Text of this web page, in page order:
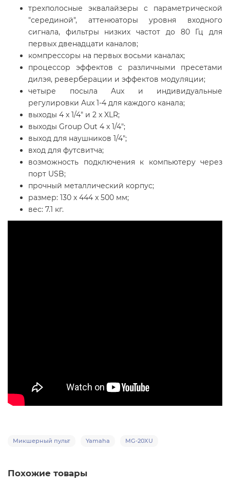
трехполосные эквалайзеры с параметрической
"серединой", аттенюаторы уровня входного
сигнала, фильтры низких частот до 80 Гц для
первых двенадцати каналов;
компрессоры на первых восьми каналах;
процессор эффектов с различными пресетами
дилэя, реверберации и эффектов модуляции;
четыре посыла Aux и индивидуальные
регулировки Aux 1-4 для каждого канала;
выходы 4 x 1/4" и 2 x XLR;
выходы Group Out 4 x 1/4";
выход для наушников 1/4";
вход для футсвитча;
возможность подключения к компьютеру через
порт USB;
прочный металлический корпус;
размер: 130 x 444 x 500 мм;
вес: 7.1 кг.
Микшерный пульт Yamaha MG-20XU
Похожие товары